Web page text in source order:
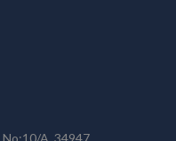
No:10/A, 34947